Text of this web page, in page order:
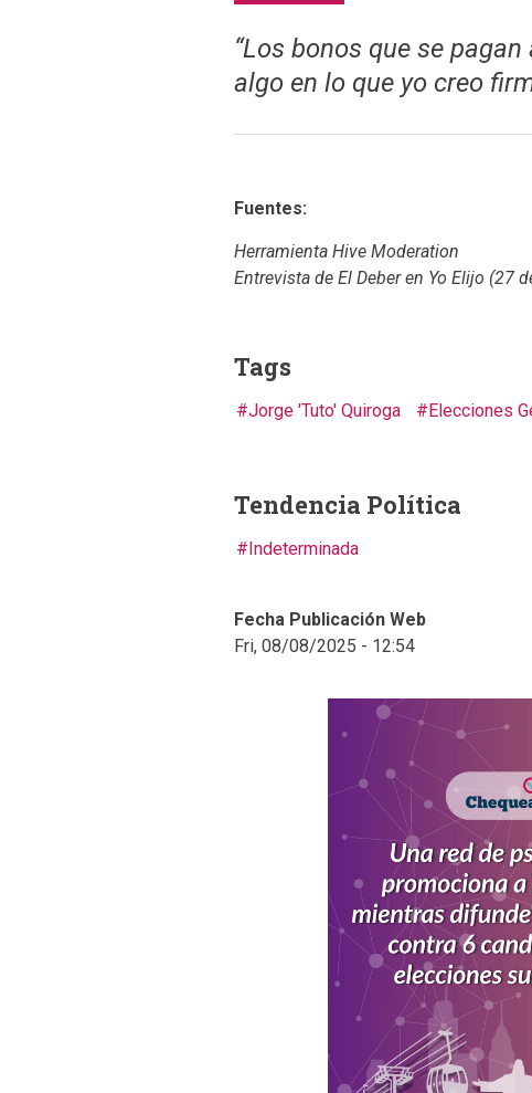
“Los bonos que se
algo en lo que yo creo
Fuentes:
Herramienta Hive Moderation
Entrevista de El Deber en Yo Elijo (27
Tags
Jorge 'Tuto' Quiroga Elecciones
Tendencia Política
Indeterminada
Fecha Publicación Web
Fri, 08/08/2025 - 12:54